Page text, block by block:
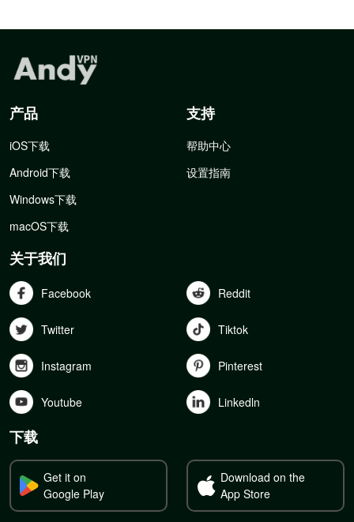
产品
iOS下载
Android下载
Windows下载
macOS下载
支持
帮助中心
设置指南
关于我们
Facebook Reddit
Twitter Tiktok
Instagram Pinterest
Youtube Linkedln
下载
Get it on
Google Play
Download on the
App Store